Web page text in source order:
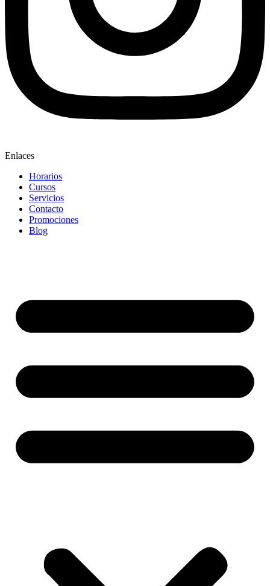
Enlaces
Horarios
Cursos
Servicios
Contacto
Promociones
Blog